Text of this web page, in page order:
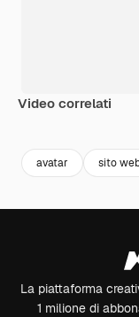
Video correlati
avatar sito
La piattaforma
1 milione di